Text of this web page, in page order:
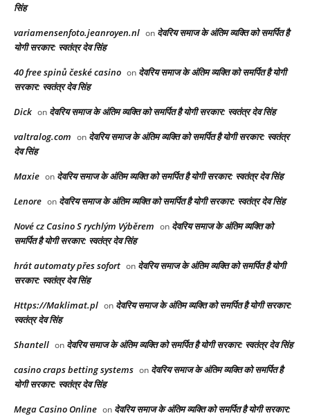
सिंह
variamensenfoto.jeanroyen.nl on देवरिय समाज के अंतिम व्यक्ति को समर्पित है
योगी सरकार: स्वतंत्र देव सिंह
40 free spinů české casino on देवरिय समाज के अंतिम व्यक्ति को समर्पित है योगी
सरकार: स्वतंत्र देव सिंह
Dick on देवरिय समाज के अंतिम व्यक्ति को समर्पित है योगी सरकार: स्वतंत्र देव सिंह
valtralog.com on देवरिय समाज के अंतिम व्यक्ति को समर्पित है योगी सरकार: स्वतंत्र
देव सिंह
Maxie on देवरिय समाज के अंतिम व्यक्ति को समर्पित है योगी सरकार: स्वतंत्र देव सिंह
Lenore on देवरिय समाज के अंतिम व्यक्ति को समर्पित है योगी सरकार: स्वतंत्र देव सिंह
Nové cz Casino S rychlým Výběrem on देवरिय समाज के अंतिम व्यक्ति को
समर्पित है योगी सरकार: स्वतंत्र देव सिंह
hrát automaty přes sofort on देवरिय समाज के अंतिम व्यक्ति को समर्पित है योगी
सरकार: स्वतंत्र देव सिंह
Https://Maklimat.pl on देवरिय समाज के अंतिम व्यक्ति को समर्पित है योगी सरकार:
स्वतंत्र देव सिंह
Shantell on देवरिय समाज के अंतिम व्यक्ति को समर्पित है योगी सरकार: स्वतंत्र देव सिंह
casino craps betting systems on देवरिय समाज के अंतिम व्यक्ति को समर्पित है
योगी सरकार: स्वतंत्र देव सिंह
Mega Casino Online on देवरिय समाज के अंतिम व्यक्ति को समर्पित है योगी सरकार: